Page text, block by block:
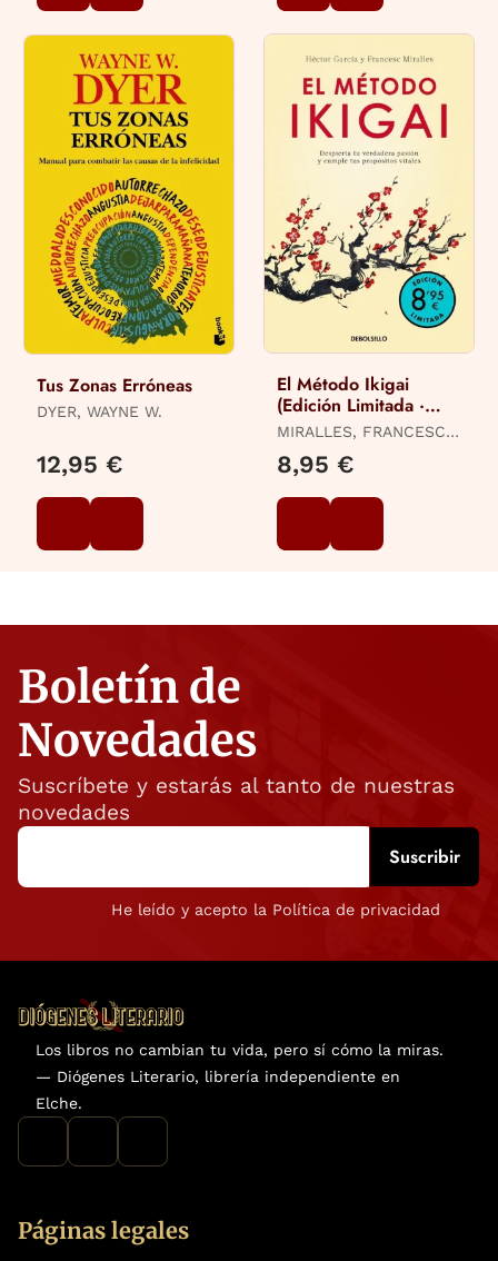
Tus Zonas Erróneas
DYER, WAYNE W.
12,95 €
El Método Ikigai
(Edición Limitada ·
Verano)
MIRALLES, FRANCESC /
8,95 €
Boletín de
Novedades
Suscríbete y estarás al tanto de nuestras
novedades
He leído y acepto la Política de privacidad
Los libros no cambian tu vida, pero sí cómo la miras.
— Diógenes Literario, librería independiente en
Elche.
Páginas legales